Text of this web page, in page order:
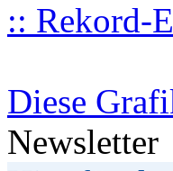
:: Rekord-
Diese
Newsletter